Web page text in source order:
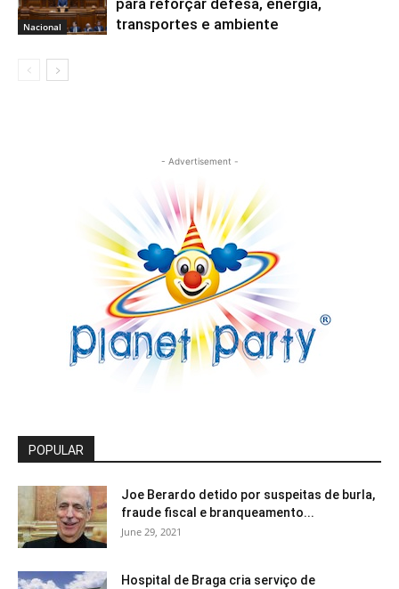
Nacional
transportes e ambiente
- Advertisement -
POPULAR
Joe Berardo detido por suspeitas de burla,
fraude fiscal e branqueamento...
June 29, 2021
Hospital de Braga cria serviço de